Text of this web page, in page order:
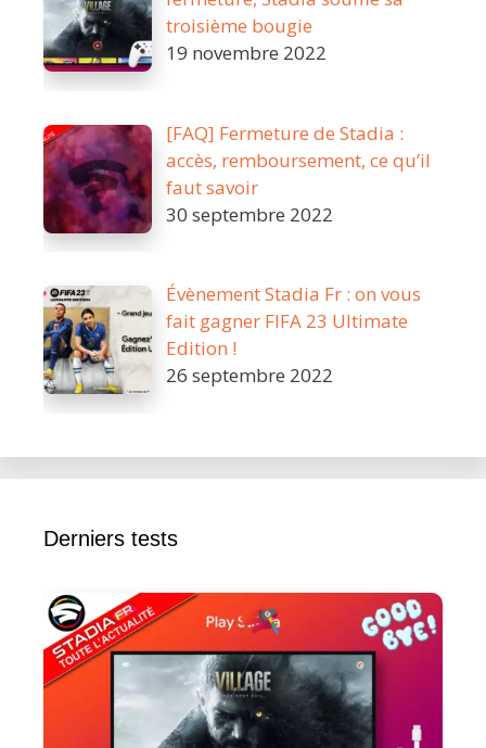
troisième bougie
19 novembre 2022
[FAQ] Fermeture de Stadia :
accès, remboursement, ce qu’il
faut savoir
30 septembre 2022
Évènement Stadia Fr : on vous
fait gagner FIFA 23 Ultimate
Edition !
26 septembre 2022
Derniers tests